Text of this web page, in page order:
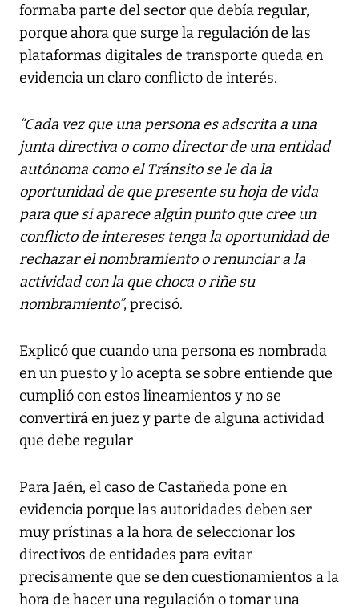
formaba parte del sector que debía regular,
porque ahora que surge la regulación de las
plataformas digitales de transporte queda en
evidencia un claro conflicto de interés.
“Cada vez que una persona es adscrita a una
junta directiva o como director de una entidad
autónoma como el Tránsito se le da la
oportunidad de que presente su hoja de vida
para que si aparece algún punto que cree un
conflicto de intereses tenga la oportunidad de
rechazar el nombramiento o renunciar a la
actividad con la que choca o riñe su
nombramiento”, precisó.
Explicó que cuando una persona es nombrada
en un puesto y lo acepta se sobre entiende que
cumplió con estos lineamientos y no se
convertirá en juez y parte de alguna actividad
que debe regular
Para Jaén, el caso de Castañeda pone en
evidencia porque las autoridades deben ser
muy prístinas a la hora de seleccionar los
directivos de entidades para evitar
precisamente que se den cuestionamientos a la
hora de hacer una regulación o tomar una